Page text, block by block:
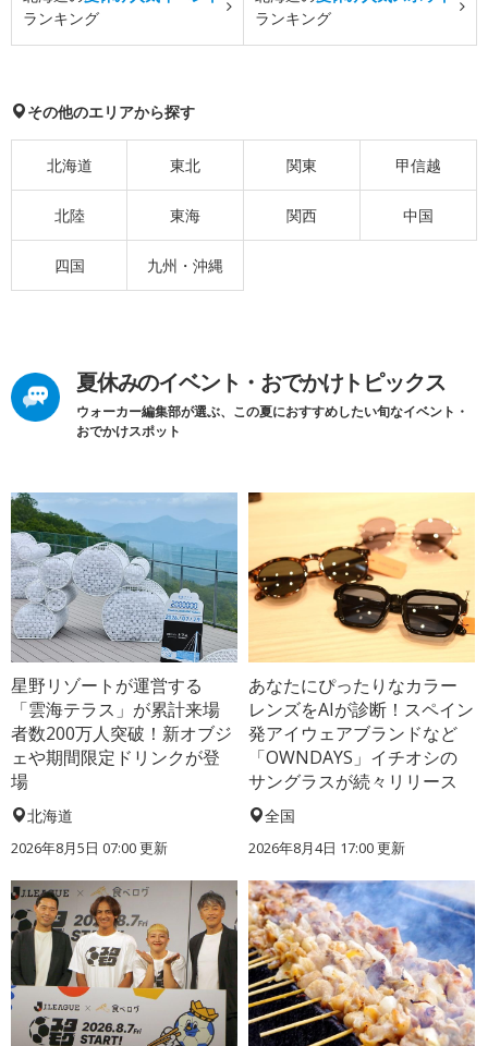
ランキング
ランキング
その他のエリアから探す
北海道 東北 関東 甲信越
北陸 東海 関西 中国
四国 九州・沖縄
夏休みのイベント・おでかけトピックス
ウォーカー編集部が選ぶ、この夏におすすめしたい旬なイベント・
おでかけスポット
星野リゾートが運営する
「雲海テラス」が累計来場
者数200万人突破！新オブジ
ェや期間限定ドリンクが登
場
北海道
2026年8月5日 07:00更新
あなたにぴったりなカラー
レンズをAIが診断！スペイン
発アイウェアブランドなど
「OWNDAYS」イチオシの
サングラスが続々リリース
全国
2026年8月4日 17:00更新